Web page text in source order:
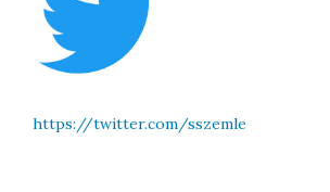
https://twitter.com/sszemle